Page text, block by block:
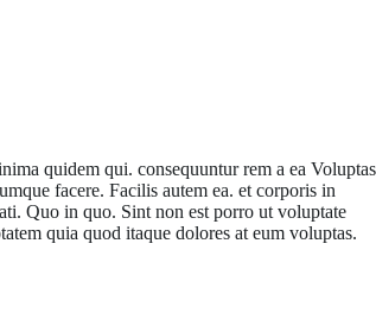
quidem qui. consequuntur rem a ea Voluptas
facere. Facilis autem ea. et corporis in
Quo in quo. Sint non est porro ut voluptate
quia quod itaque dolores at eum voluptas.